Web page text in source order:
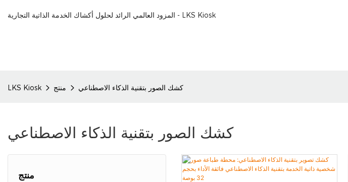
المزود العالمي الرائد لحلول أكشاك الخدمة الذاتية التجارية - LKS Kiosk
LKS Kiosk منتج كشك الصور بتقنية الذكاء الاصطناعي
كشك الصور بتقنية الذكاء الاصطناعي
منتج